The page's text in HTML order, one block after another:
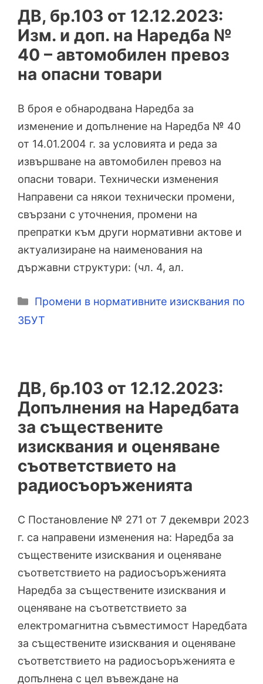
ДВ, бр.103 от 12.12.2023:
Изм. и доп. на Наредба №
40 – автомобилен превоз
на опасни товари
В броя е обнародвана Наредба за
изменение и допълнение на Наредба № 40
от 14.01.2004 г. за условията и реда за
извършване на автомобилен превоз на
опасни товари. Технически изменения
Направени са някои технически промени,
свързани с уточнения, промени на
препратки към други нормативни актове и
актуализиране на наименования на
държавни структури: (чл. 4, ал.
Категории
Промени в нормативните изисквания по
ЗБУТ
ДВ, бр.103 от 12.12.2023:
Допълнения на Наредбата
за съществените
изисквания и оценяване
съответствието на
радиосъоръженията
С Постановление № 271 от 7 декември 2023
г. са направени изменения на: Наредба за
съществените изисквания и оценяване
съответствието на радиосъоръженията
Наредба за съществените изисквания и
оценяване на съответствието за
електромагнитна съвместимост Наредбата
за съществените изисквания и оценяване
съответствието на радиосъоръженията е
допълнена с цел въвеждане на